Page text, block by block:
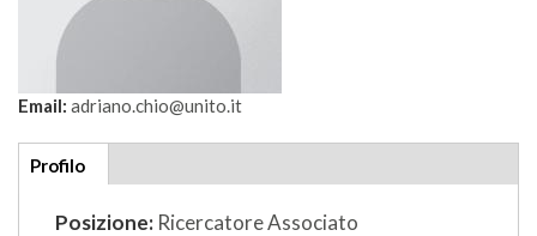
Email: adriano.chio@unito.it
Additional
details
Profilo
attiva)
Posizione: Ricercatore Associato